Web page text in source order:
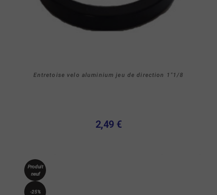
Entretoise velo aluminium jeu de direction 1"1/8
2,49 €
Produit
neuf
-25%